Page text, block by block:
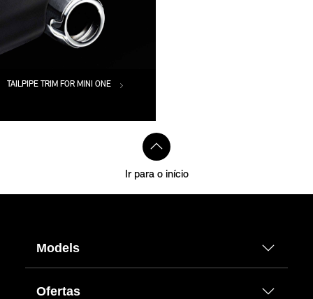
TAILPIPE TRIM FOR MINI ONE
Ir para o início
Models
Ofertas